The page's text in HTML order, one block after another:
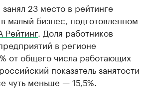
23 место в рейтинге
малый бизнес, подготовленном
Рейтинг. Доля работников
в регионе
от общего числа работающих
показатель занятости
чуть меньше — 15,5%.